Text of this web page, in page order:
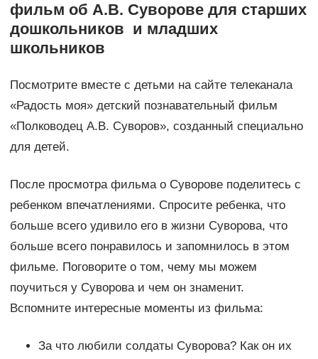
фильм об А.В. Суворове для старших
дошкольников и младших
школьников
Посмотрите вместе с детьми на сайте телеканала
«Радость моя» детский познавательный фильм
«Полководец А.В. Суворов», созданный специально
для детей.
После просмотра фильма о Суворове поделитесь с
ребенком впечатлениями. Спросите ребенка, что
больше всего удивило его в жизни Суворова, что
больше всего понравилось и запомнилось в этом
фильме. Поговорите о том, чему мы можем
поучиться у Суворова и чем он знаменит.
Вспомните интересные моменты из фильма:
За что любили солдаты Суворова? Как он их